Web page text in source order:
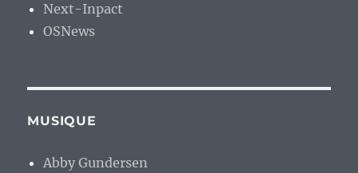
Next-Inpact
OSNews
MUSIQUE
Abby Gundersen